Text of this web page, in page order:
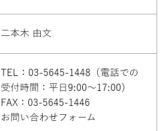
二本木 由文
TEL：03-5645-1448（電話での
受付時間：平日9:00～17:00）
FAX：03-5645-1446
お問い合わせフォーム